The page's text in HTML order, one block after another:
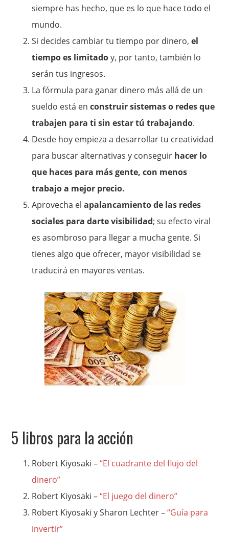
siempre has hecho, que es lo que hace todo el
mundo.
Si decides cambiar tu tiempo por dinero,el
tiempo es limitadoy, por tanto, también lo
serán tus ingresos.
La fórmula para ganar dinero más allá de un
sueldo está enconstruir sistemas o redes que
trabajen para ti sin estar tú trabajando.
Desde hoy empieza a desarrollar tu creatividad
para buscar alternativas y conseguir hacer lo
que haces para más gente, con menos
trabajo a mejor precio.
Aprovecha el apalancamiento de las redes
sociales para darte visibilidad; su efecto viral
es asombroso para llegar a mucha gente. Si
tienes algo que ofrecer, mayor visibilidad se
traducirá en mayores ventas.
5 libros para la acción
Robert Kiyosaki –“El cuadrante del flujo del
dinero”
Robert Kiyosaki –“El juego del dinero”
Robert Kiyosaki y Sharon Lechter –“Guía para
invertir”